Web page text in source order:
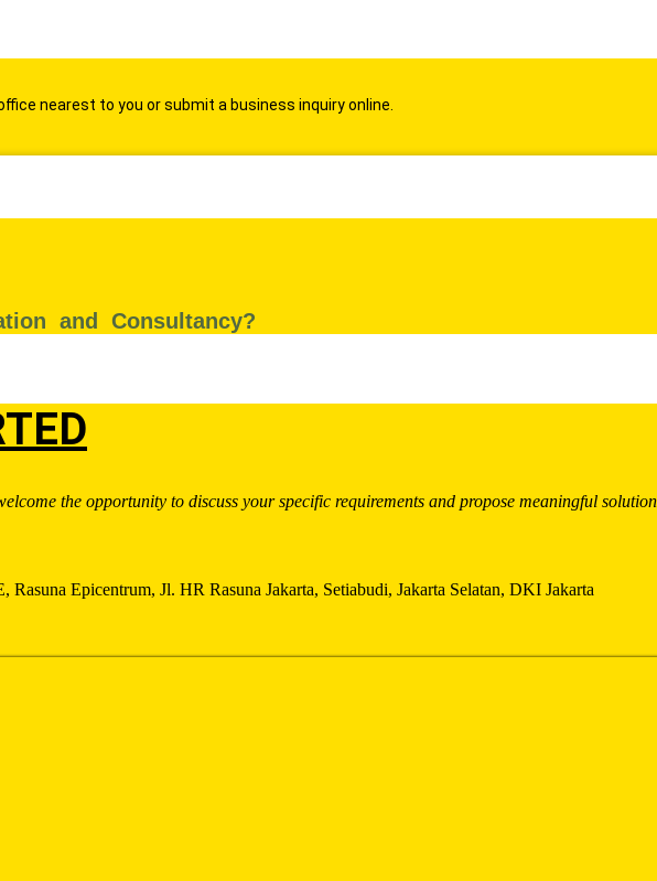
nearest to you or submit a business inquiry online.
and Consultancy?
the opportunity to discuss your specific requirements and propose meaningful
Rasuna Epicentrum, Jl. HR Rasuna Jakarta, Setiabudi, Jakarta Selatan, DKI Jakarta